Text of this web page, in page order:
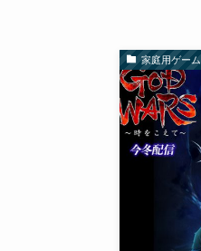
家庭用ゲーム